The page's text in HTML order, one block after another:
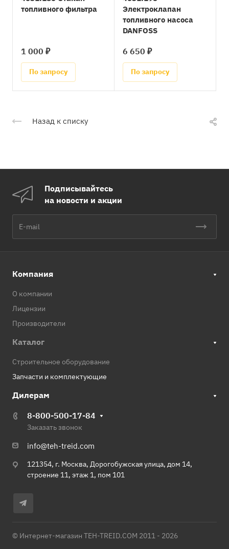
топливного фильтра
1 000 ₽
По запросу
Электроклапан
топливного насоса
DANFOSS
6 650 ₽
По запросу
Назад к списку
Подписывайтесь
на новости и акции
Компания
О компании
Лицензии
Производители
Каталог
Строительное оборудование
Запчасти и комплектующие
Дилерам
8-800-500-17-84
Заказать звонок
info@teh-treid.com
121354, г. Москва, Дорогобужская улица, дом 14,
строение 11, этаж 1, пом 101
© Интернет-магазин TEH-TREID.COM 2011 - 2026